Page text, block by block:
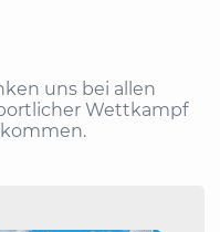
uns bei allen
Wettkampf